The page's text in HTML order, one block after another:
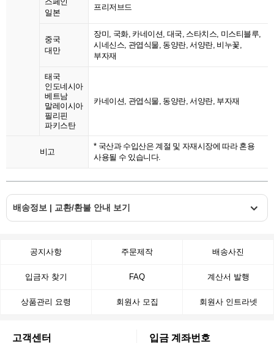
일본
프리저브드
중국
대만
장미, 국화, 카네이션, 대국, 스타치스, 미스티블루,
시네신스, 관엽식물, 동양란, 서양란, 비누꽃,
부자재
태국
인도네시아
베트남
말레이시아
필리핀
파키스탄
카네이션, 관엽식물, 동양란, 서양란, 부자재
비고
* 국산과 수입산은 계절 및 자재시장에 따라 혼용
사용될 수 있습니다.
배송정보 | 교환/환불 안내 보기
공지사항 주문제작 배송사진
입금자 찾기 FAQ 계산서 발행
상품관리 요령 회원사 모집 회원사 인트라넷
고객센터 입금 계좌번호